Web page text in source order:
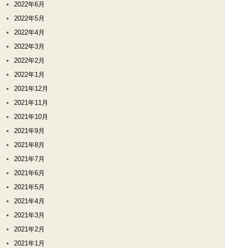
2022年6月
2022年5月
2022年4月
2022年3月
2022年2月
2022年1月
2021年12月
2021年11月
2021年10月
2021年9月
2021年8月
2021年7月
2021年6月
2021年5月
2021年4月
2021年3月
2021年2月
2021年1月